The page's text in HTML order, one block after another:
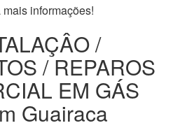
informações!
/
/ REPAROS
EM GÁS
Guairaca